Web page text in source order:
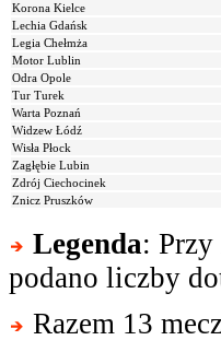
Korona Kielce
Lechia Gdańsk
Legia Chełmża
Motor Lublin
Odra Opole
Tur Turek
Warta Poznań
Widzew Łódź
Wisła Płock
Zagłębie Lubin
Zdrój Ciechocinek
Znicz Pruszków
Legenda:
podano liczby
Razem 13